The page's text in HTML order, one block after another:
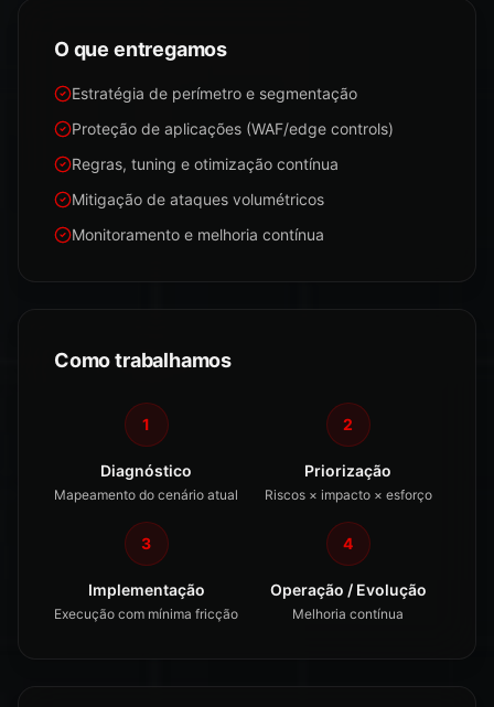
O que entregamos
Estratégia de perímetro e segmentação
Proteção de aplicações (WAF/edge controls)
Regras, tuning e otimização contínua
Mitigação de ataques volumétricos
Monitoramento e melhoria contínua
Como trabalhamos
1
Diagnóstico
Mapeamento do cenário atual
2
Priorização
Riscos × impacto × esforço
3
Implementação
Execução com mínima fricção
4
Operação / Evolução
Melhoria contínua